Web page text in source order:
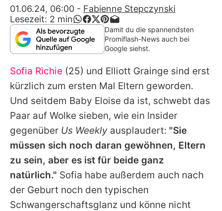
App runterladen
Team
Redaktionelle Richtlinien
Impressum
Datenschutzerklärung
Nutzungsbedingungen
Utiq verwalten
01.06.24, 06:00 - Fabienne Stepczynski
Lesezeit: 2 min
Damit du die spannendsten
Promiflash-News auch bei
Google siehst.
Sofia Richie (25) und Elliott Grainge sind erst
kürzlich zum ersten Mal Eltern geworden.
Und seitdem Baby Eloise da ist, schwebt das
Paar auf Wolke sieben, wie ein Insider
gegenüber Us Weekly ausplaudert: "Sie
müssen sich noch daran gewöhnen, Eltern
zu sein, aber es ist für beide ganz
natürlich." Sofia habe außerdem auch nach
der Geburt noch den typischen
Schwangerschaftsglanz und könne nicht